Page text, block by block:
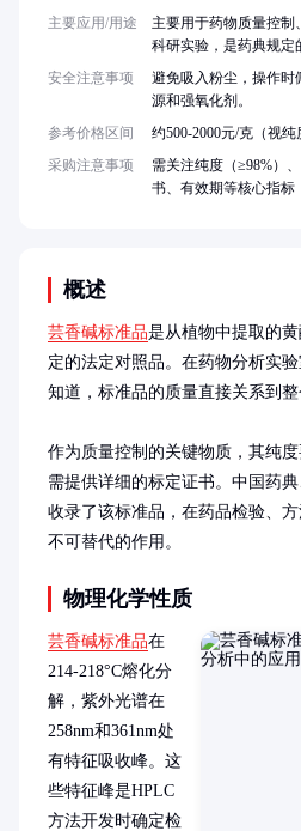
概述
芸香碱标准品是从植物中提取的
定的法定对照品。在药物分析实
知道，标准品的质量直接关系到整
作为质量控制的关键物质，其纯
需提供详细的标定证书。中国药
收录了该标准品，在药品检验、
不可替代的作用。
物理化学性质
芸香碱标准品在
214-218°C熔化分
解，紫外光谱在
258nm和361nm处
有特征吸收峰。这
些特征峰是HPLC
方法开发时确定检
主要应用/用途
主要用于药物质量控制
科研实验，是药典规定
安全注意事项
避免吸入粉尘，操作时
源和强氧化剂。
参考价格区间
约500-2000元/克（视纯
采购注意事项
需关注纯度（≥98%）
书、有效期等核心指标